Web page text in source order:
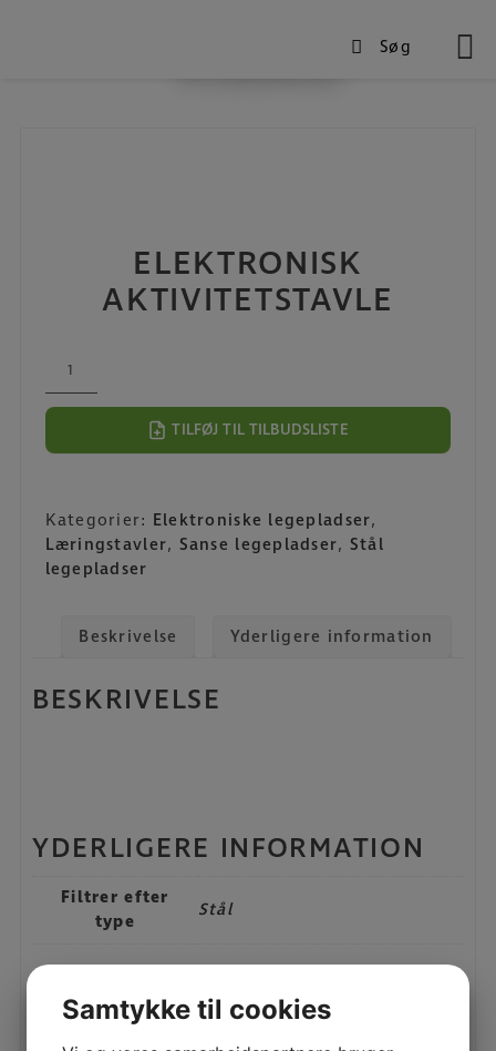
Søg
ELEKTRONISK
AKTIVITETSTAVLE
antal
TILFØJ TIL TILBUDSLISTE
Kategorier: Elektroniske legepladser,
Læringstavler, Sanse legepladser, Stål
legepladser
Beskrivelse Yderligere information
BESKRIVELSE
YDERLIGERE INFORMATION
Filtrer efter
type
Stål
RELATEREDE VARER
Samtykke til cookies